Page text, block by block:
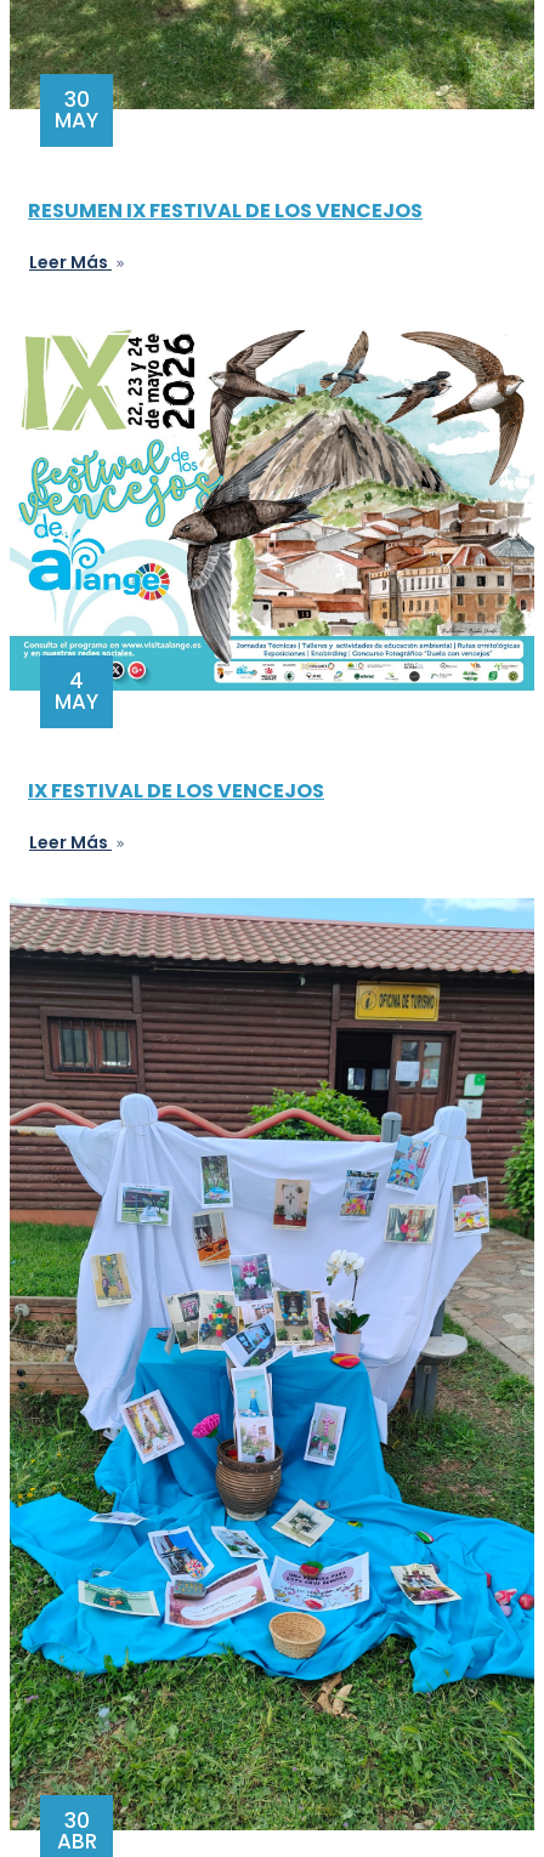
30
MAY
RESUMEN IX FESTIVAL DE LOS VENCEJOS
Leer Más
4
MAY
IX FESTIVAL DE LOS VENCEJOS
Leer Más
30
ABR